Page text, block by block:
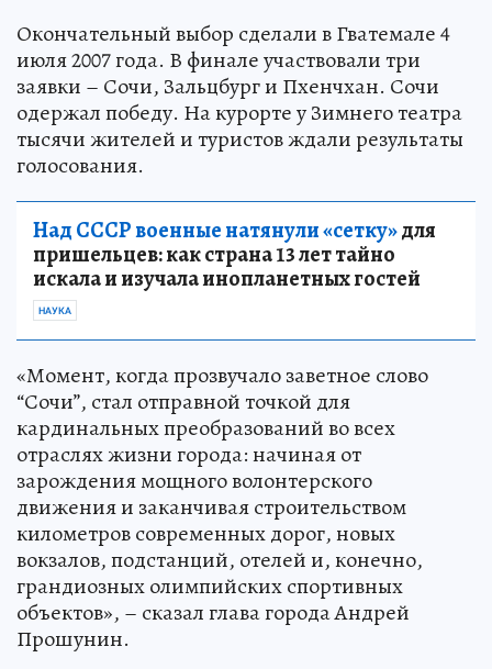
Окончательный выбор сделали в Гватемале 4
июля 2007 года. В финале участвовали три
заявки – Сочи, Зальцбург и Пхенчхан. Сочи
одержал победу. На курорте у Зимнего театра
тысячи жителей и туристов ждали результаты
голосования.
Над СССР военные натянули «сетку»для
пришельцев: как страна 13 лет тайно
искала и изучала инопланетных гостей
НАУКА
«Момент, когда прозвучало заветное слово
“Сочи”, стал отправной точкой для
кардинальных преобразований во всех
отраслях жизни города: начиная от
зарождения мощного волонтерского
движения и заканчивая строительством
километров современных дорог, новых
вокзалов, подстанций, отелей и, конечно,
грандиозных олимпийских спортивных
объектов», – сказал глава города Андрей
Прошунин.